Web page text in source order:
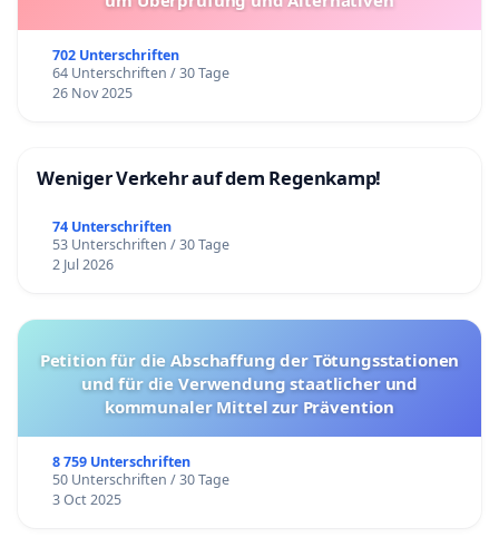
702 Unterschriften
64 Unterschriften / 30 Tage
26 Nov 2025
Weniger Verkehr auf dem Regenkamp!
74 Unterschriften
53 Unterschriften / 30 Tage
2 Jul 2026
Petition für die Abschaffung der Tötungsstationen
und für die Verwendung staatlicher und
kommunaler Mittel zur Prävention
8 759 Unterschriften
50 Unterschriften / 30 Tage
3 Oct 2025